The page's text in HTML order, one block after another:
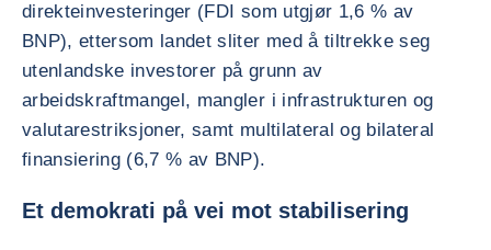
direkteinvesteringer (FDI som utgjør 1,6 % av
BNP), ettersom landet sliter med å tiltrekke seg
utenlandske investorer på grunn av
arbeidskraftmangel, mangler i infrastrukturen og
valutarestriksjoner, samt multilateral og bilateral
finansiering (6,7 % av BNP).
Et demokrati på vei mot stabilisering